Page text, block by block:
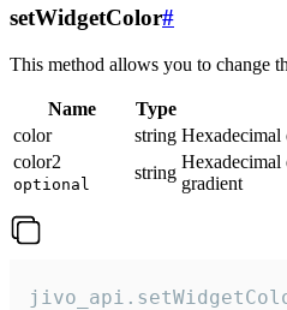
setWidgetColor#
This method allows you to change
Name Type
color
string Hexadecimal
color2
optional
string
Hexadecimal
gradient